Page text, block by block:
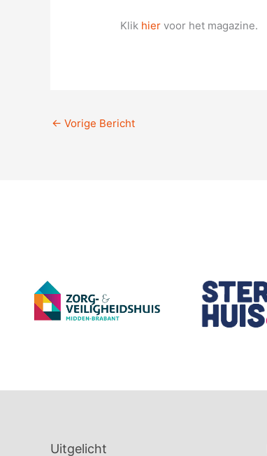
Klik hier voor het magazine.
← Vorige Bericht
Uitgelicht